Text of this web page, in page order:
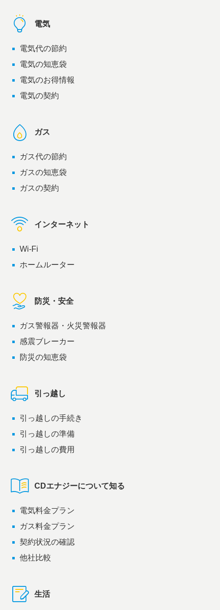
電気
電気代の節約
電気の知恵袋
電気のお得情報
電気の契約
ガス
ガス代の節約
ガスの知恵袋
ガスの契約
インターネット
Wi-Fi
ホームルーター
防災・安全
ガス警報器・火災警報器
感震ブレーカー
防災の知恵袋
引っ越し
引っ越しの手続き
引っ越しの準備
引っ越しの費用
CDエナジーについて知る
電気料金プラン
ガス料金プラン
契約状況の確認
他社比較
生活